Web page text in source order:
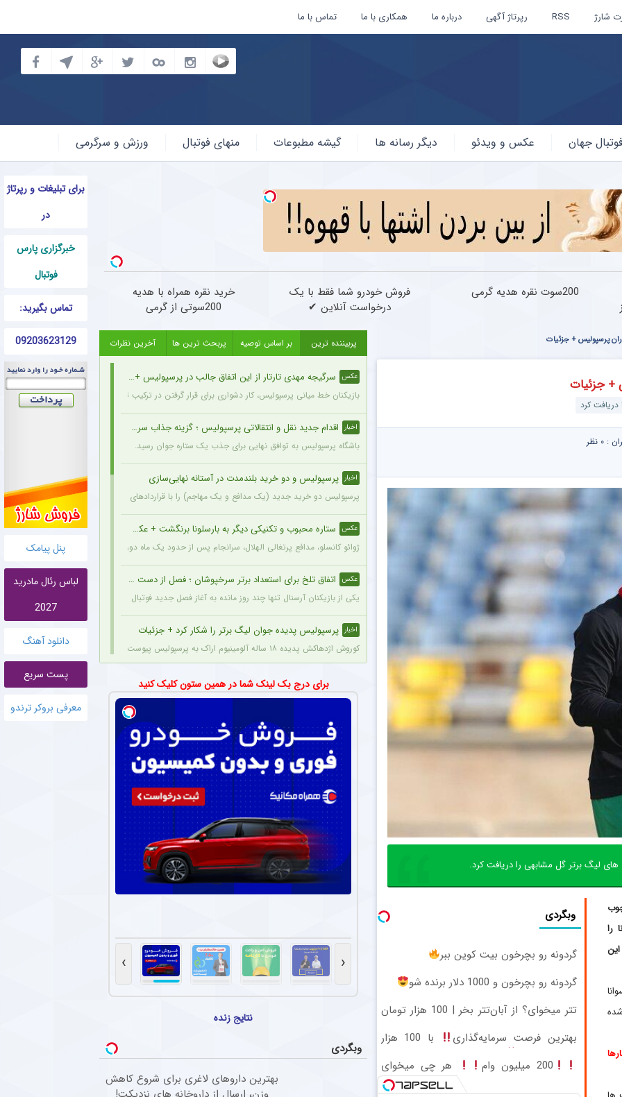
شارژ RSS رپرتاژ آگهی درباره ما همکاری با ما تماس با ما
جهان عکس و ویدئو دیگر رسانه ها گیشه مطبوعات منهای فوتبال ورزش و سرگرمی
برای تبلیغات و رپرتاژ
در
خبرگزاری پارس
فوتبال
تماس بگیرید:
09203623129
پنل پیامک
لباس رئال مادرید
2027
دانلود آهنگ
پست سریع
معرفی بروکر ترندو
200سوت نقره هدیه گرمی
فروش خودرو شما فقط با یک
درخواست آنلاین ✔
خرید نقره همراه با هدیه
200سوتی از گرمی
پرسپولیس + جزئیات
+ جزئیات
دریافت کرد
: ۰ نظر
لیگ برتر گل مشابهی را دریافت کرد.
وبگردی
گردونه رو بچرخون بیت کوین ببر
گردونه رو بچرخون و 1000 دلار برنده شو
تتر میخوای؟ از آبان‌تتر بخر | 100 هزار تومان
بهترین فرصت سرمایه‌گذاری
با 100 هزار
200 میلیون وام
هر چی میخوای
بوتسوانا را
پربیننده ترین بر اساس توصیه پربحث ترین ها آخرین نظرات
عکس سرگیجه مهدی تارتار از این اتفاق جالب در پرسپولیس + عکس
بازیکنان خط میانی پرسپولیس، کار دشواری برای قرار گرفتن در ترکیب ثابت این تیم خواهند داشت.
اخبار اقدام جدید نقل و انتقالاتی پرسپولیس ؛ گزینه جذاب سرخپوش می شود؟
باشگاه پرسپولیس به توافق نهایی برای جذب یک ستاره جوان رسید.
اخبار پرسپولیس و دو خرید بلندمدت در آستانه نهایی‌سازی
پرسپولیس دو خرید جدید (یک مدافع و یک مهاجم) را با قراردادهای بلندمدت نهایی کرده و امروز قرارداد
عکس ستاره محبوب و تکنیکی دیگر به بارسلونا برنگشت + عکس
ژوائو کانسلو، مدافع پرتغالی الهلال، سرانجام پس از حدود یک ماه دوری، به باشگاه عربستانی بازگشت.
عکس اتفاق تلخ برای استعداد برتر سرخپوشان ؛ فصل از دست رفت ؟ + عکس
یکی از بازیکنان آرسنال تنها چند روز مانده به آغاز فصل جدید فوتبال انگلیس، دچار مصدومیتی بسیار
اخبار پرسپولیس پدیده جوان لیگ برتر را شکار کرد + جزئیات
کوروش اژدهاکش پدیده ۱۸ ساله آلومینیوم اراک به پرسپولیس پیوست. مدت قرارداد اژدهاکش با پرسپولیس به مدت ۴ سال است.
چرا کاپیتان محبوب استقلال بازی نکرد؟
روزبه چشمی با وجود اینکه مشکلی از بابت مصدومیت ندارد، اما با نظر سرمربی استقلال در بازی دوستانه
مذاکرات پرسپولیس با باشگاه‌های لیگ یکی + جزئیات
مدیران پرسپولیس مذاکراتی را با حدود ۵ باشگاه لیگ یکی برای خرید امتیاز و تشکیل تیم «ب» آغاز کرده‌اند.
شماره پیراهن ستاره های استقلال در فصل جدید اعلام شد + جزئیات
طبق تصاویری که رسانه رسمی استقلالی‌ها منتشر کرده، می‌توان شماره بازیکنان این تیم را در یک فهرست
ستاره جوان لیگ برتر در دوراهی جذاب ؛ سپاهان یا نساجی ؟
مدافع جوان آلومینیوم اراک مورد توجه دو باشگاه سپاهان و نساجی قرار دارد.
شروع تازه برای ستاره پرسپولیسی در فصل جدید لیگ برتر + عکس
رقابت سخت هافبک‌های پرسپولیس برای ترکیب ثابت
بازیکنان خط میانی پرسپولیس، کار دشواری برای قرار گرفتن در ترکیب ثابت این تیم خواهند داشت.
اخبار تلاش پرسپولیس برای جذب ستاره محبوب نساجی
مرتضی پورعلی‌گنجی مدافع سابق تیم فوتبال پرسپولیس تصمیم خود را برای ادامه فوتبال در خارج از کشور
متلک سنگین پیشکسوت استقلال به اقدام جنجالی مهدی تاج در فدراسیون فوتبال
برای درج بک لینک شما در همین ستون کلیک کنید
‹
›
نتایج زنده
وبگردی
بهترین داروهای لاغری برای شروع کاهش